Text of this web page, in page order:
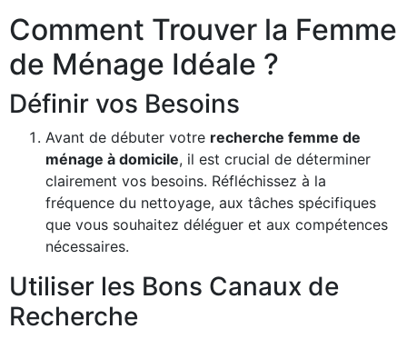
Comment Trouver la Femme
de Ménage Idéale ?
Définir vos Besoins
Avant de débuter votre recherche femme de
ménage à domicile, il est crucial de déterminer
clairement vos besoins. Réfléchissez à la
fréquence du nettoyage, aux tâches spécifiques
que vous souhaitez déléguer et aux compétences
nécessaires.
Utiliser les Bons Canaux de
Recherche